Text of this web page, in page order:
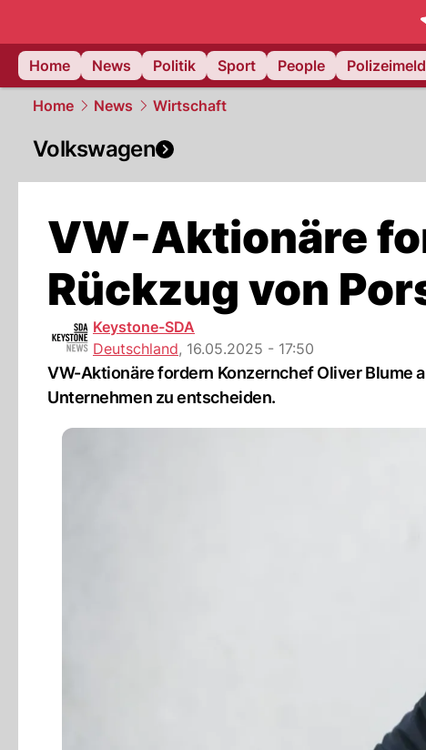
Home
News Politik Sport People
Home News Wirtschaft
Volkswagen
VW-Aktionäre
Rückzug von
Keystone-SDA
Deutschland, 16.05.2025 - 17:50
VW-Aktionäre fordern Konzernchef Oliver Blume
Unternehmen zu entscheiden.